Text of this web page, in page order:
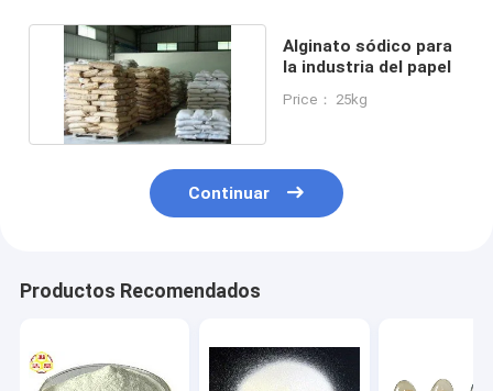
Alginato sódico para
la industria del papel
Price： 25kg
Continuar
Productos Recomendados